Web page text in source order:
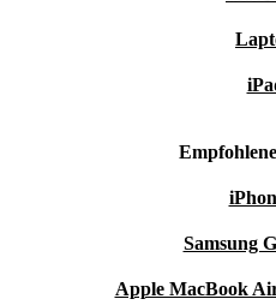
Samsung
Apple MacBook